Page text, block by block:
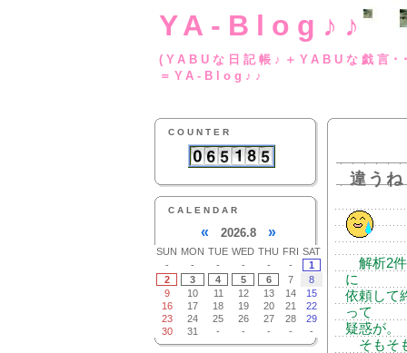
YA-Blog♪♪
(YABUな日記帳♪
＝YA-Blog♪♪
COUNTER
CALENDAR
« 2026.8 »
SUN MON TUE WED THU FRI SAT
-
- - - - -
1
2
3 4 5 6 7
8
9
10 11 12 13 14
15
16
17 18 19 20 21
22
23
24 25 26 27 28
29
30
31 - - - - -
違う
解析2件
に
依頼して
って
疑惑が。
そもそ